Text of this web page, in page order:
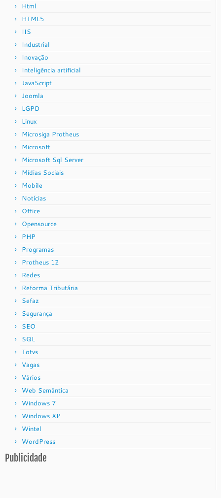
Html
HTML5
IIS
Industrial
Inovação
Inteligência artificial
JavaScript
Joomla
LGPD
Linux
Microsiga Protheus
Microsoft
Microsoft Sql Server
Mídias Sociais
Mobile
Notícias
Office
Opensource
PHP
Programas
Protheus 12
Redes
Reforma Tributária
Sefaz
Segurança
SEO
SQL
Totvs
Vagas
Vários
Web Semântica
Windows 7
Windows XP
Wintel
WordPress
Publicidade